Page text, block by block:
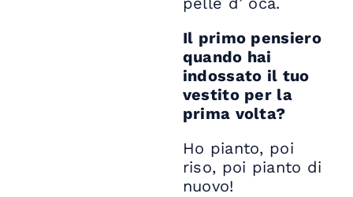
Il primo pensiero
quando hai
indossato il tuo
vestito per la
prima volta?
Ho pianto, poi
riso, poi pianto di
nuovo!